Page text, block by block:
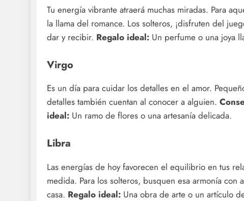
Tu energía vibrante atraerá muchas miradas. Para
la llama del romance. Los solteros, ¡disfruten del
dar y recibir. Regalo ideal: Un perfume o una joya
Virgo
Es un día para cuidar los detalles en el amor.
detalles también cuentan al conocer a alguien.
ideal: Un ramo de flores o una artesanía delicada.
Libra
Las energías de hoy favorecen el equilibrio en tus
medida. Para los solteros, busquen esa armonía con
casa. Regalo ideal: Una obra de arte o un artículo